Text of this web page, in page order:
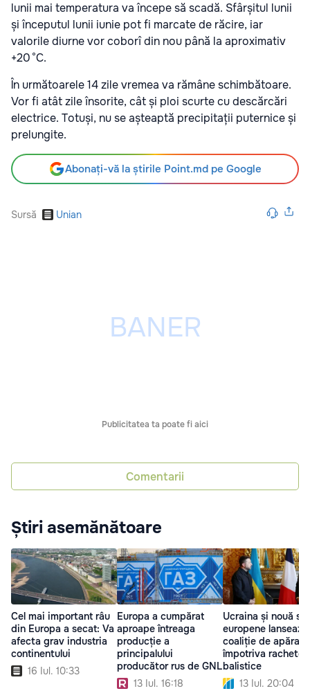
lunii mai temperatura va începe să scadă. Sfârșitul lunii
și începutul lunii iunie pot fi marcate de răcire, iar
valorile diurne vor coborî din nou până la aproximativ
+20 °C.
În următoarele 14 zile vremea va rămâne schimbătoare.
Vor fi atât zile însorite, cât și ploi scurte cu descărcări
electrice. Totuși, nu se așteaptă precipitații puternice și
prelungite.
Abonați-vă la știrile Point.md pe Google
Sursă Unian
Publicitatea ta poate fi aici
Comentarii
Știri asemănătoare
Cel mai important râu
din Europa a secat: Va
afecta grav industria
continentului
16 Iul. 10:33
Europa a cumpărat
aproape întreaga
producție a
principalului
producător rus de GNL
13 Iul. 16:18
Ucraina și nouă
europene lansează
coaliție de apărare
împotriva
balistice
13 Iul. 20:04